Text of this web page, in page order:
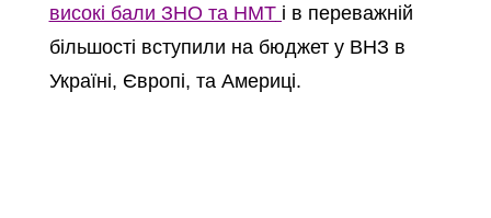
високі бали ЗНО та НМТ і в переважній
більшості вступили на бюджет у ВНЗ в
Україні, Європі, та Америці.